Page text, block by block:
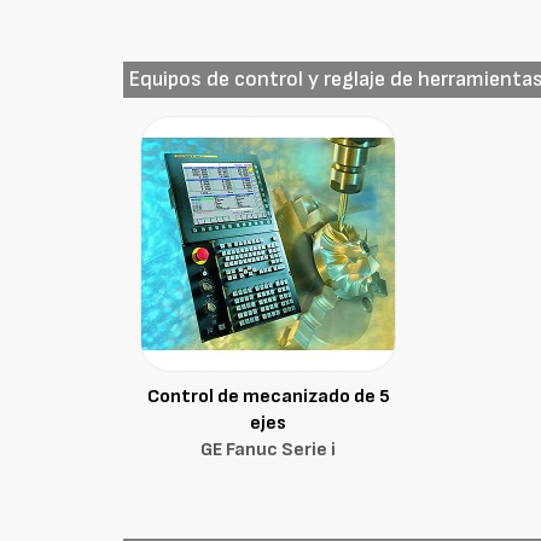
Equipos de control y reglaje de
Control de mecanizado de 5
ejes
GE Fanuc Serie i